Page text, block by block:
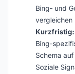
Bing- und
vergleichen
Kurzfristig:
Bing-
Schema
Soziale